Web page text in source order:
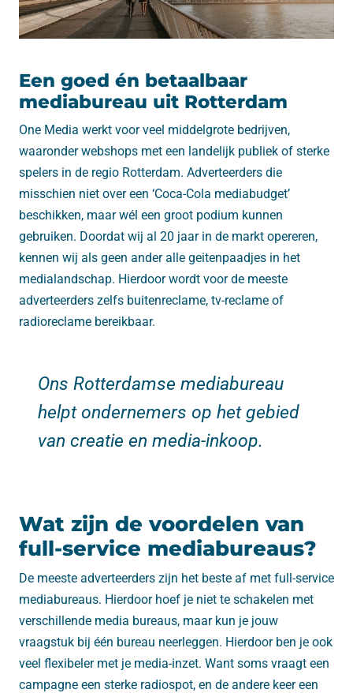
Een goed én betaalbaar
mediabureau uit Rotterdam
One Media werkt voor veel middelgrote bedrijven,
waaronder webshops met een landelijk publiek of sterke
spelers in de regio Rotterdam. Adverteerders die
misschien niet over een ‘Coca-Cola mediabudget’
beschikken, maar wél een groot podium kunnen
gebruiken. Doordat wij al 20 jaar in de markt opereren,
kennen wij als geen ander alle geitenpaadjes in het
medialandschap. Hierdoor wordt voor de meeste
adverteerders zelfs buitenreclame, tv-reclame of
radioreclame bereikbaar.
Ons Rotterdamse mediabureau
helpt ondernemers op het gebied
van creatie en media-inkoop.
Wat zijn de voordelen van
full-service mediabureaus?
De meeste adverteerders zijn het beste af met full-service
mediabureaus. Hierdoor hoef je niet te schakelen met
verschillende media bureaus, maar kun je jouw
vraagstuk bij één bureau neerleggen. Hierdoor ben je ook
veel flexibeler met je media-inzet. Want soms vraagt een
campagne een sterke radiospot, en de andere keer een